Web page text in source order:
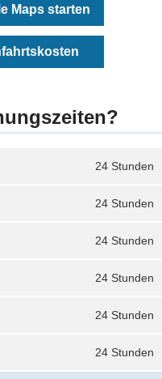
Maps starten
24 Stunden
24 Stunden
24 Stunden
24 Stunden
24 Stunden
24 Stunden